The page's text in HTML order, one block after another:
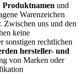
Produktnamen und
Warenzeichen
Zwischen uns und den
keine
sonstigen rechtlichen
hersteller- und
von Marken oder